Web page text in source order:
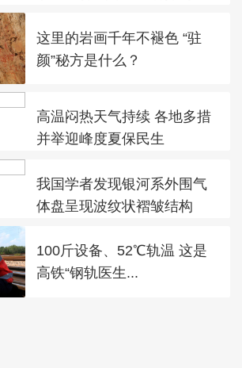
这里的岩画千年不褪色 “驻
颜”秘方是什么？
高温闷热天气持续 各地多措
并举迎峰度夏保民生
我国学者发现银河系外围气
体盘呈现波纹状褶皱结构
100斤设备、52℃轨温 这是
高铁“钢轨医生...